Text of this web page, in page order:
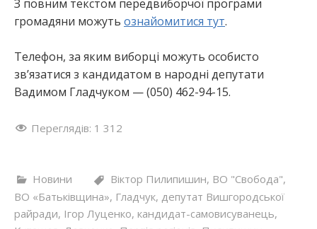
З повним текстом передвиборчої програми
громадяни можуть ознайомитися тут.
Телефон, за яким виборці можуть особисто
зв’язатися з кандидатом в народні депутати
Вадимом Гладчуком — (050) 462-94-15.
Переглядів: 1 312
Новини Віктор Пилипишин, ВО "Свобода",
ВО «Батьківщина», Гладчук, депутат Вишгородської
райради, Ігор Луценко, кандидат-самовисуванець,